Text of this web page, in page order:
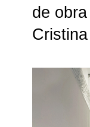
de